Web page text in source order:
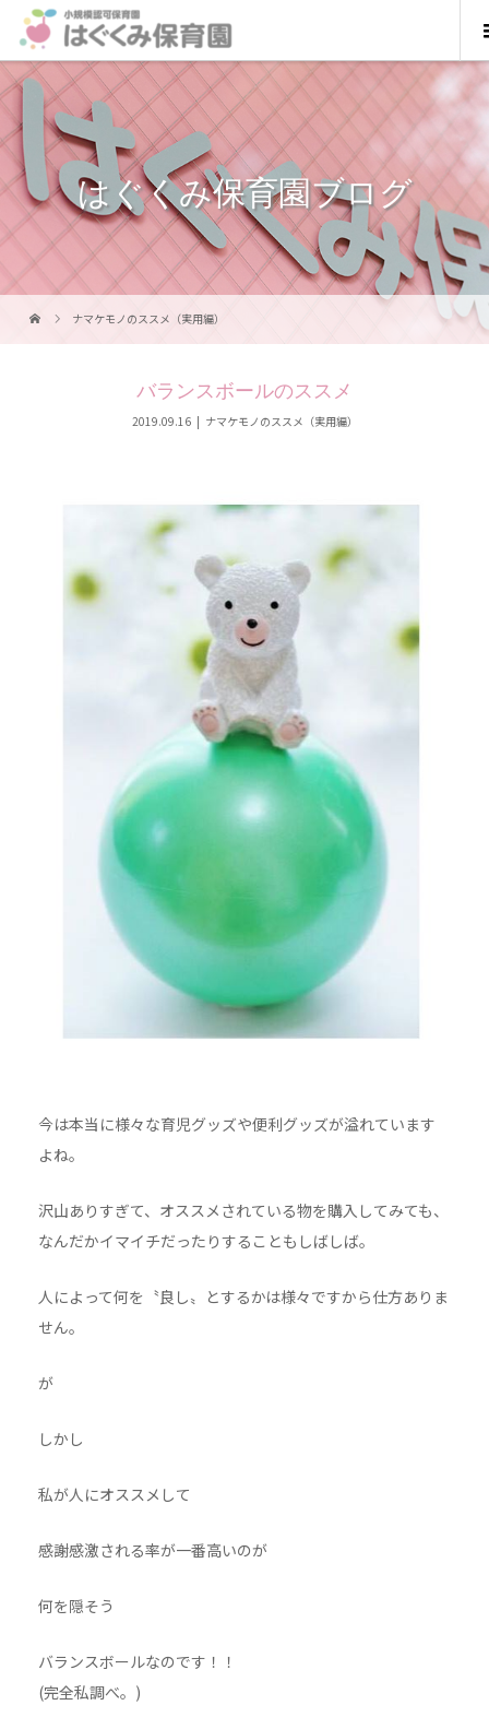
はぐくみ保育園ブログ
ナマケモノのススメ（実用編）
バランスボールのススメ
2019.09.16 ナマケモノのススメ（実用編）
今は本当に様々な育児グッズや便利グッズが溢れています
よね。
沢山ありすぎて、オススメされている物を購入してみても、
なんだかイマイチだったりすることもしばしば。
人によって何を〝良し〟とするかは様々ですから仕方ありま
せん。
が
しかし
私が人にオススメして
感謝感激される率が一番高いのが
何を隠そう
バランスボールなのです！！
(完全私調べ。)